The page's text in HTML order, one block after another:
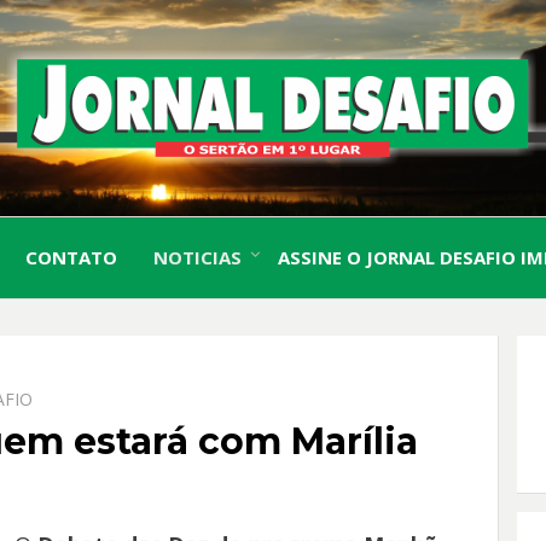
O Sertão em 1º Lugar
CONTATO NOTICIAS ASSINE O JORNAL DESAFIO
estará com Marília